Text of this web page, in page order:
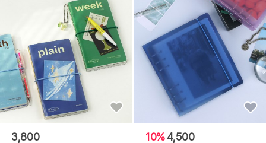
3,800 10%4,500